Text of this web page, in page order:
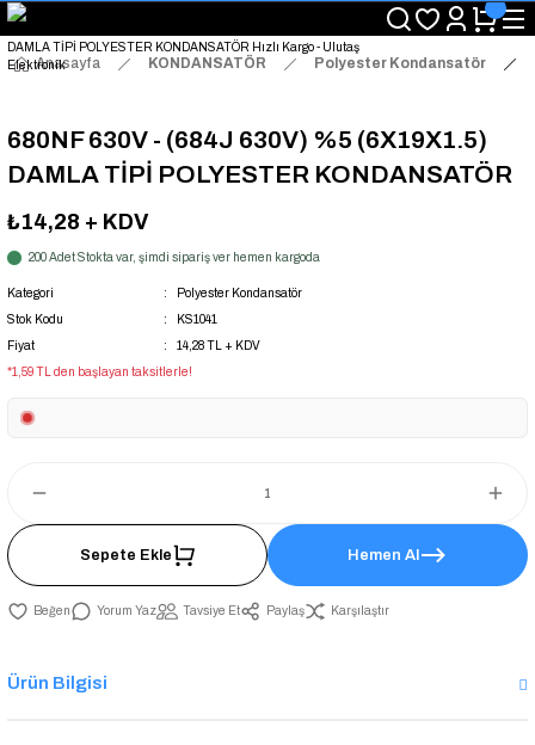
"Saat 14:00'a Kadar Verilen Siparişlerde Aynı Gün Kargo Avantajı!
"Binlerce Ürün Çeşitliliği ile Stoktan Hemen Teslim."
"Toptan Fiyatına Perakende Satış Avantajını Kaçırmayın!"
Anasayfa KONDANSATÖR Polyester Kondansatör
680NF 630V - (684J 630V) %5 (6X19X1.5)
DAMLA TİPİ POLYESTER KONDANSATÖR
₺14,28 + KDV
200 Adet Stokta var, şimdi sipariş ver hemen kargoda
Kategori
Polyester Kondansatör
Stok Kodu
KS1041
Fiyat
14,28 TL + KDV
*1,59 TL den başlayan taksitlerle!
Sepete Ekle Hemen Al
Yorum Yaz Tavsiye Et Paylaş Karşılaştır
Ürün Bilgisi